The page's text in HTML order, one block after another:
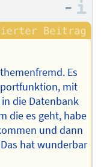
–
Es
mit
die Datenbank
die es geht, habe
und dann
hat wunderbar